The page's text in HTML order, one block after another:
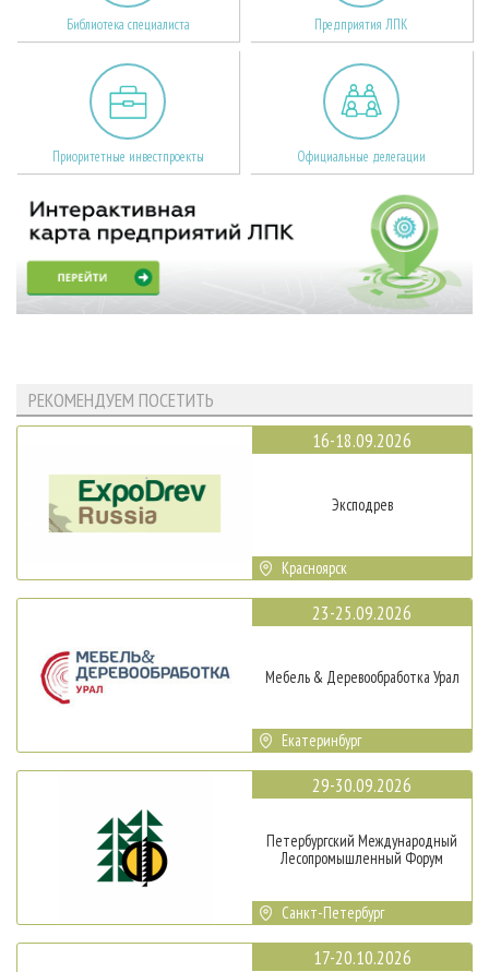
Библиотека специалиста Предприятия ЛПК
Приоритетные инвестпроекты Официальные делегации
РЕКОМЕНДУЕМ ПОСЕТИТЬ
16-18.09.2026
Эксподрев
Красноярск
23-25.09.2026
Мебель & Деревообработка Урал
Екатеринбург
29-30.09.2026
Петербургский Международный
Лесопромышленный Форум
Санкт-Петербург
17-20.10.2026